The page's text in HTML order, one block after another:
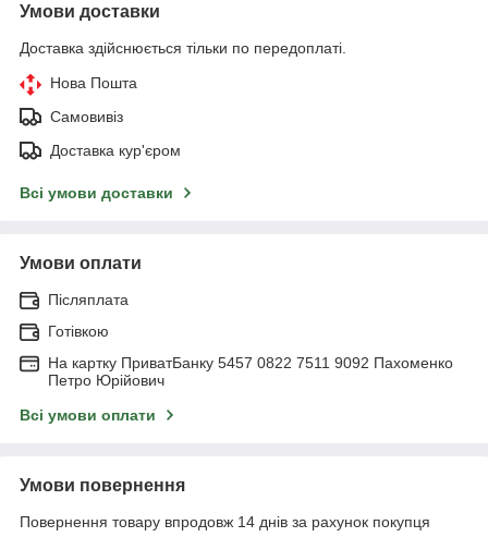
Умови доставки
Доставка здійснюється тільки по передоплаті.
Нова Пошта
Самовивіз
Доставка кур'єром
Всі умови доставки
Умови оплати
Післяплата
Готівкою
На картку ПриватБанку 5457 0822 7511 9092 Пахоменко
Петро Юрійович
Всі умови оплати
Умови повернення
Повернення товару впродовж 14 днів за рахунок покупця